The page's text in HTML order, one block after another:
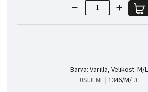
Barva: Vanilla, Velikost: M/L
UŠIJEME| 1346/M/L3